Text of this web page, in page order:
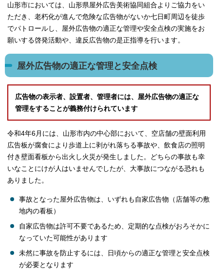
山形市においては、山形県屋外広告美術協同組合よりご協力をい
ただき、老朽化が進んで危険な広告物がないか七日町周辺を徒歩
でパトロールし、屋外広告物の適正な管理や安全点検の実施をお
願いする啓発活動や、違反広告物の是正指導を行います。
屋外広告物の適正な管理と安全点検
広告物の表示者、設置者、管理者には、屋外広告物の適正な
管理をすることが義務付けられています
令和4年6月には、山形市内の中心部において、空店舗の壁面利用
広告板が腐食により歩道上に剥がれ落ちる事故や、飲食店の照明
付き壁面看板から出火し火災が発生しました。どちらの事故も幸
いなことにけが人はいませんでしたが、大事故につながる恐れも
ありました。
事故となった屋外広告物は、いずれも自家広告物（店舗等の敷
地内の看板）
自家広告物は許可不要であるため、定期的な点検がおろそかに
なっていた可能性があります
未然に事故を防止するには、日頃からの適正な管理と安全点検
が必要となります